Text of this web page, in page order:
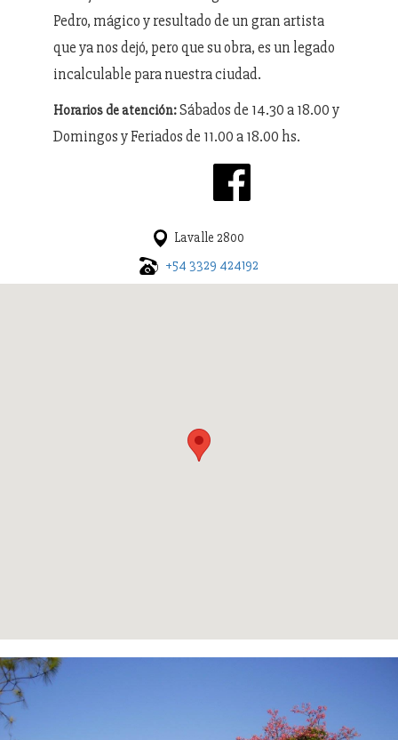
Pedro, mágico y resultado de un gran artista
que ya nos dejó, pero que su obra, es un legado
incalculable para nuestra ciudad.
Horarios de atención:Sábados de 14.30 a 18.00 y
Domingos y Feriados de 11.00 a 18.00 hs.
Lavalle 2800
+54 3329 424192